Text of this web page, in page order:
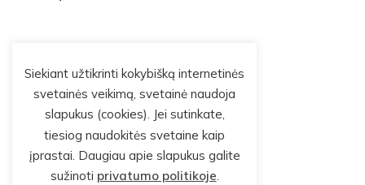
+37064378688
Siekiant užtikrinti kokybišką internetinės
svetainės veikimą, svetainė naudoja
slapukus (cookies). Jei sutinkate,
tiesiog naudokitės svetaine kaip
įprastai. Daugiau apie slapukus galite
sužinoti privatumo politikoje.